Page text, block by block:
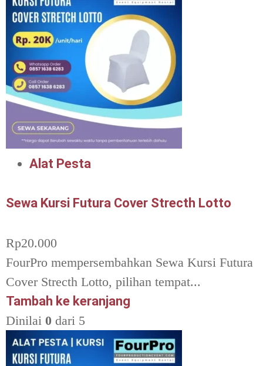
Alat Pesta
Sewa Kursi Futura Cover Strecth Lotto
Rp20.000
FourPro mempersembahkan Sewa Kursi Futura
Cover Strecth Lotto, pilihan tempat...
Tambah ke keranjang
Dinilai 0 dari 5